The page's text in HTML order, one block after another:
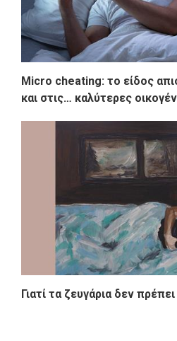
Micro cheating: το είδος
και στις… καλύτερες
Γιατί τα ζευγάρια δεν